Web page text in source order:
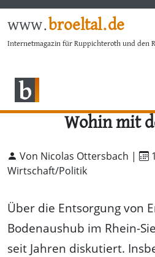
www.broeltal.de
Internetmagazin für Ruppichteroth und den
Wohin mit
Von Nicolas Ottersbach |
Wirtschaft/Politik
Über die Entsorgung von
Bodenaushub im Rhein-
seit Jahren diskutiert.